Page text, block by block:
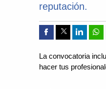
reputación.
Compartir por
Compartir
La convocatoria
hacer tus